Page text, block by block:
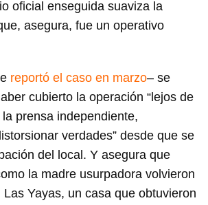
oficial enseguida suaviza la
asegura, fue un operativo
reportó el caso en marzo– se
cubierto la operación “lejos de
la prensa independiente,
verdades” desde que se
del local. Y asegura que
la madre usurpadora volvieron
Yayas, un casa que obtuvieron